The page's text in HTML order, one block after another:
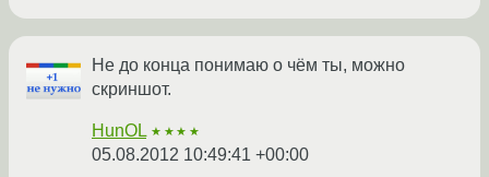
Не до конца понимаю о чём ты, можно
скриншот.
HunOL ★★★★
05.08.2012 10:49:41 +00:00